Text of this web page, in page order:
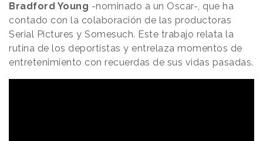
Bradford Young -nominado a un Oscar-, que ha
contado con la colaboración de las productoras
Serial Pictures y Somesuch. Este trabajo relata la
rutina de los deportistas y entrelaza momentos de
entretenimiento con recuerdas de sus vidas pasadas.